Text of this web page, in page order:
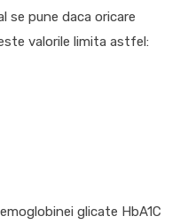
se pune daca oricare
valorile limita astfel:
glicate HbA1C